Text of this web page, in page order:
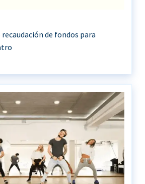
recaudación de fondos para